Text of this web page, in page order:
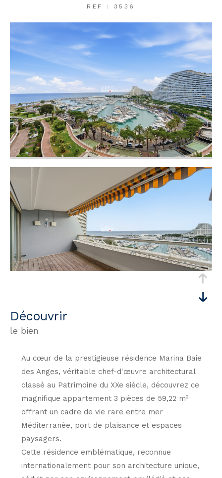
REF : 3536
découvrir
le bien
Au cœur de la prestigieuse résidence Marina Baie
des Anges, véritable chef-d'œuvre architectural
classé au Patrimoine du XXe siècle, découvrez ce
magnifique appartement 3 pièces de 59,22 m²
offrant un cadre de vie rare entre mer
Méditerranée, port de plaisance et espaces
paysagers.
Cette résidence emblématique, reconnue
internationalement pour son architecture unique,